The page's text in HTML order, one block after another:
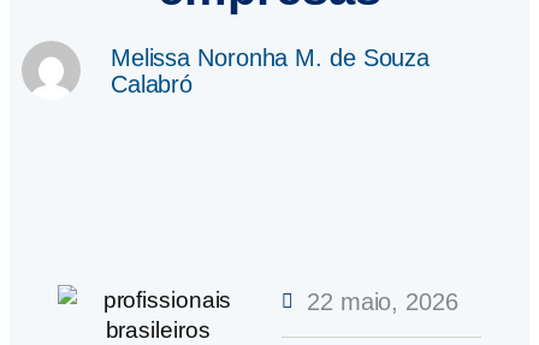
Melissa Noronha M. de Souza
Calabró
22 maio, 2026